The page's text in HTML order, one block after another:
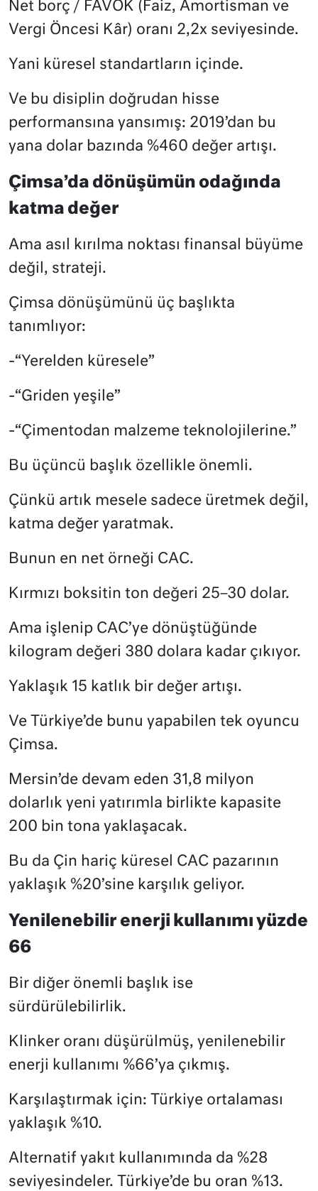
Net borç / FAVÖK (Faiz, Amortisman ve
Vergi Öncesi Kâr) oranı 2,2x seviyesinde.
Yani küresel standartların içinde.
Ve bu disiplin doğrudan hisse
performansına yansımış: 2019’dan bu
yana dolar bazında %460 değer artışı.
Çimsa’da dönüşümün odağında
katma değer
Ama asıl kırılma noktası finansal büyüme
değil, strateji.
Çimsa dönüşümünü üç başlıkta
tanımlıyor:
-“Yerelden küresele”
-“Griden yeşile”
-“Çimentodan malzeme teknolojilerine.”
Bu üçüncü başlık özellikle önemli.
Çünkü artık mesele sadece üretmek değil,
katma değer yaratmak.
Bunun en net örneği CAC.
Kırmızı boksitin ton değeri 25–30 dolar.
Ama işlenip CAC’ye dönüştüğünde
kilogram değeri 380 dolara kadar çıkıyor.
Yaklaşık 15 katlık bir değer artışı.
Ve Türkiye’de bunu yapabilen tek oyuncu
Çimsa.
Mersin’de devam eden 31,8 milyon
dolarlık yeni yatırımla birlikte kapasite
200 bin tona yaklaşacak.
Bu da Çin hariç küresel CAC pazarının
yaklaşık %20’sine karşılık geliyor.
Yenilenebilir enerji kullanımı yüzde
66
Bir diğer önemli başlık ise
sürdürülebilirlik.
Klinker oranı düşürülmüş, yenilenebilir
enerji kullanımı %66’ya çıkmış.
Karşılaştırmak için: Türkiye ortalaması
yaklaşık %10.
Alternatif yakıt kullanımında da %28
seviyesindeler. Türkiye’de bu oran %13.